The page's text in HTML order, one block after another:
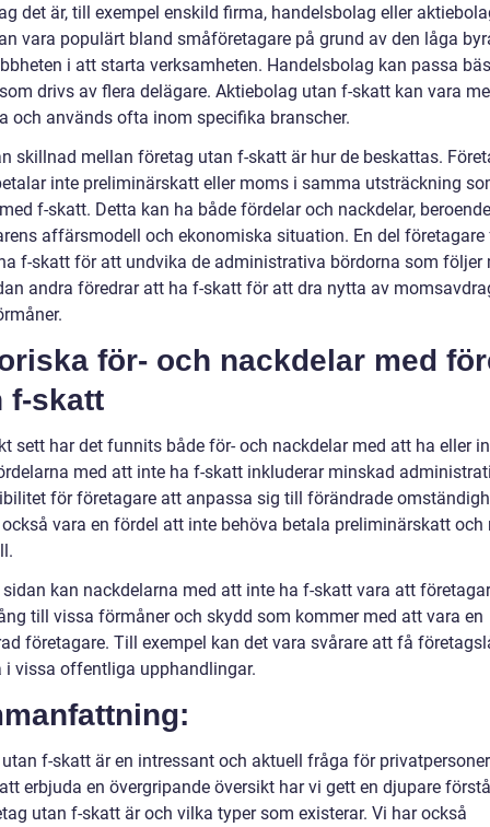
det är, till exempel enskild firma, handelsbolag eller
vara populärt bland småföretagare på grund av den låga
i att starta verksamheten. Handelsbolag kan passa
drivs av flera delägare. Aktiebolag utan f-skatt kan vara
och används ofta inom specifika branscher.
skillnad mellan företag utan f-skatt är hur de beskattas.
inte preliminärskatt eller moms i samma utsträckning
f-skatt. Detta kan ha både fördelar och nackdelar,
affärsmodell och ekonomiska situation. En del företagare
f-skatt för att undvika de administrativa bördorna som följer
andra föredrar att ha f-skatt för att dra nytta av
för- och nackdelar med
f-skatt
sett har det funnits både för- och nackdelar med att ha eller
med att inte ha f-skatt inkluderar minskad
för företagare att anpassa sig till förändrade
vara en fördel att inte behöva betala preliminärskatt och
sidan kan nackdelarna med att inte ha f-skatt vara att
till vissa förmåner och skydd som kommer med att vara en
företagare. Till exempel kan det vara svårare att få
i vissa offentliga upphandlingar.
f-skatt är en intressant och aktuell fråga för
erbjuda en övergripande översikt har vi gett en djupare
utan f-skatt är och vilka typer som existerar. Vi har också